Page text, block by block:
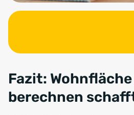
Fazit:
berechnen